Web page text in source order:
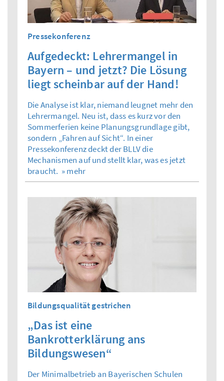
Pressekonferenz
Aufgedeckt: Lehrermangel in
Bayern – und jetzt? Die Lösung
liegt scheinbar auf der Hand!
Die Analyse ist klar, niemand leugnet mehr den
Lehrermangel. Neu ist, dass es kurz vor den
Sommerferien keine Planungsgrundlage gibt,
sondern „Fahren auf Sicht“. In einer
Pressekonferenz deckt der BLLV die
Mechanismen auf und stellt klar, was es jetzt
braucht. » mehr
Bildungsqualität gestrichen
„Das ist eine
Bankrotterklärung ans
Bildungswesen“
Der Minimalbetrieb an Bayerischen Schulen